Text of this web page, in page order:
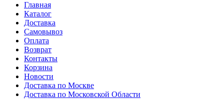
Главная
Каталог
Доставка
Самовывоз
Оплата
Возврат
Контакты
Корзина
Новости
Доставка по Москве
Доставка по Московской Области